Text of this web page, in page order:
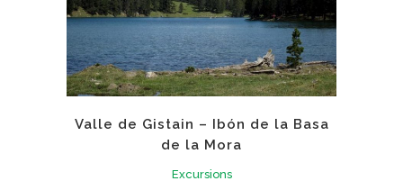
Valle de Gistain – Ibón de la Basa
de la Mora
Excursions